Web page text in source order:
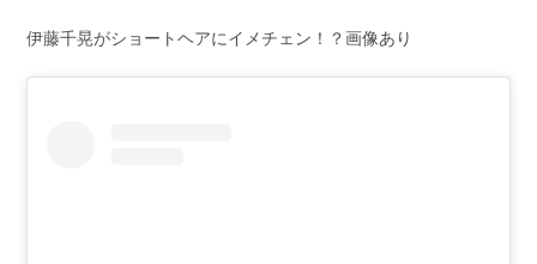
伊藤千晃がショートヘアにイメチェン！？画像あり